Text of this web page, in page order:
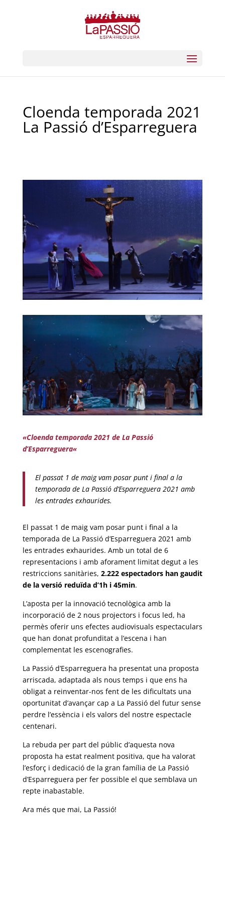
Cloenda temporada 2021
La Passió d’Esparreguera
«Cloenda temporada 2021 de La Passió
d’Esparreguera«
El passat 1 de maig vam posar punt i final a la
temporada de La Passió d’Esparreguera 2021 amb
les entrades exhaurides.
El passat 1 de maig vam posar punt i final a la
temporada de La Passió d’Esparreguera 2021 amb
les entrades exhaurides. Amb un total de 6
representacions i amb aforament limitat degut a les
restriccions sanitàries, 2.222 espectadors han gaudit
de la versió reduïda d’1h i 45min.
L’aposta per la innovació tecnològica amb la
incorporació de 2 nous projectors i focus led, ha
permès oferir uns efectes audiovisuals espectaculars
que han donat profunditat a l’escena i han
complementat les escenografies.
La Passió d’Esparreguera ha presentat una proposta
arriscada, adaptada als nous temps i que ens ha
obligat a reinventar-nos fent de les dificultats una
oportunitat d’avançar cap a La Passió del futur sense
perdre l’essència i els valors del nostre espectacle
centenari.
La rebuda per part del públic d’aquesta nova
proposta ha estat realment positiva, que ha valorat
l’esforç i dedicació de la gran família de La Passió
d’Esparreguera per fer possible el que semblava un
repte inabastable.
Ara més que mai, La Passió!